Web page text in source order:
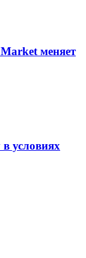
меняет
условиях